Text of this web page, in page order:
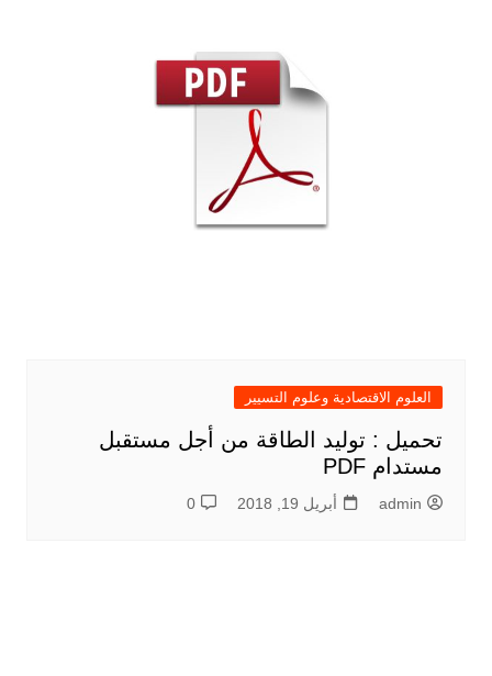
العلوم الاقتصادية وعلوم التسيير
تحميل : توليد الطاقة من أجل مستقبل
مستدام PDF
admin أبريل 19, 2018 0